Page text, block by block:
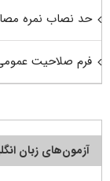
حد نصاب نمره
فرم صلاحیت
آزمون‌های زبان